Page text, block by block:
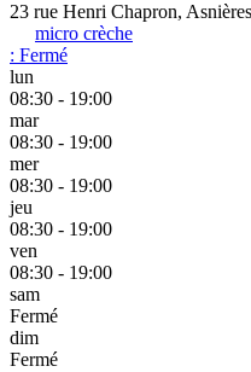
23 rue Henri Chapron,
micro crèche
: Fermé
lun
08:30 - 19:00
mar
08:30 - 19:00
mer
08:30 - 19:00
jeu
08:30 - 19:00
ven
08:30 - 19:00
sam
Fermé
dim
Fermé